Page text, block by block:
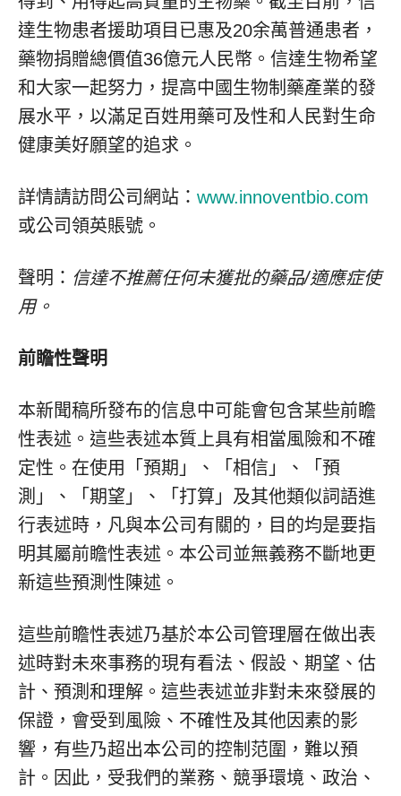
達生物患者援助項目已惠及20余萬普通患者，
藥物捐贈總價值36億元人民幣。信達生物希望
和大家一起努力，提高中國生物制藥產業的發
展水平，以滿足百姓用藥可及性和人民對生命
健康美好願望的追求。
詳情請訪問公司網站： www.innoventbio.com
或公司領英賬號。
聲明： 信達不推薦任何未獲批的藥品/適應症使
用。
前瞻性聲明
本新聞稿所發布的信息中可能會包含某些前瞻
性表述。這些表述本質上具有相當風險和不確
定性。在使用「預期」、「相信」、「預
測」、「期望」、「打算」及其他類似詞語進
行表述時，凡與本公司有關的，目的均是要指
明其屬前瞻性表述。本公司並無義務不斷地更
新這些預測性陳述。
這些前瞻性表述乃基於本公司管理層在做出表
述時對未來事務的現有看法、假設、期望、估
計、預測和理解。這些表述並非對未來發展的
保證，會受到風險、不確性及其他因素的影
響，有些乃超出本公司的控制范圍，難以預
計。因此，受我們的業務、競爭環境、政治、